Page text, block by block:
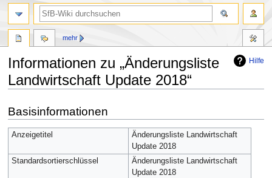
Hilfe
Informationen zu „Änderungsliste
Landwirtschaft Update 2018“
Navigation
springen
Suche
springen
Basisinformationen
Anzeigetitel
Änderungsliste Landwirtschaft
Update 2018
Standardsortierschlüssel
Änderungsliste Landwirtschaft
Update 2018
mehr